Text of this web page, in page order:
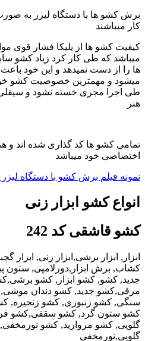
برش کشو ها با دستگاه لیزر به صورت
کار میباشند
کیفیت کشو ها از پلیکا فشار قوی
میباشد که طی کار کرد زیاد کشو
ها را از دست نمیدهد و این خود
میشود و مهمترین خصوصیت کشو
طی اجرا مجری خسته نشود و
هنر
تمامی کشو ها کد گذاری شده اند و
اختصاصی خود میباشد
نمونه فیلم برش کشو با دستگاه لیزر
انواع کشو ابزار زنی
کشو قاشقی کد 242
ابزار, ابزار برشی,ابزار زنی,
کشاب, برش ابزار,دورلامپی,
جدید, کشو, کشو ابزار, کشو
مرقی,کشو جدید, کشو دندان موشی,
سنگی, کشو زنبوری, کشو زنجیره,
کشو ستون گرد, کشو سقفی,کشو
گلویی, کشو مروارید, کشو
گلویی,نورمخفی